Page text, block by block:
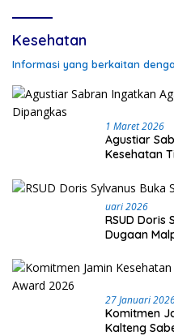
Kesehatan
Informasi yang berkaitan
1 Maret 2026
Agustiar
Kesehatan
Uari 2026
RSUD Doris
Dugaan
27 Januari
Komitmen
Kalteng